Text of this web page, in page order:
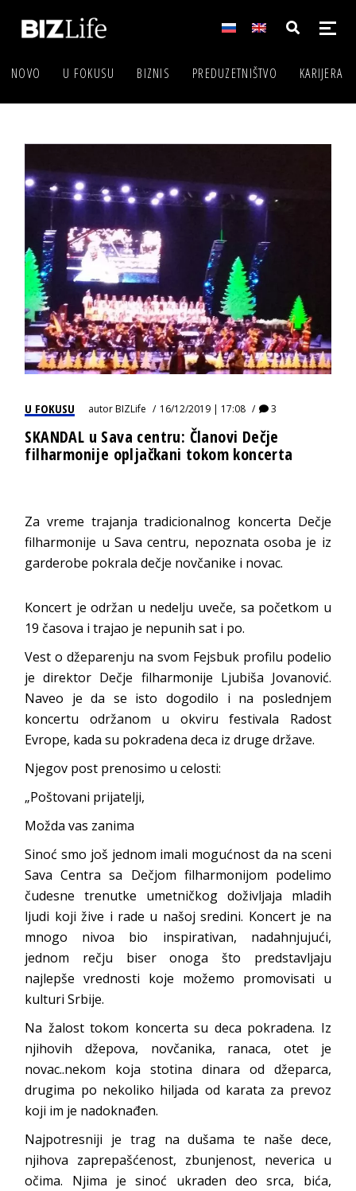
NOVO U FOKUSU BIZNIS PREDUZETNIŠTVO KARIJERA
U FOKUSU autorBIZLife 16/12/2019 | 17:08 3
SKANDAL u Sava centru: Članovi Dečje
filharmonije opljačkani tokom koncerta
Za vreme trajanja tradicionalnog koncerta Dečje
filharmonije u Sava centru, nepoznata osoba je iz
garderobe pokrala dečje novčanike i novac.
Koncert je održan u nedelju uveče, sa početkom u
19 časova i trajao je nepunih sat i po.
Vest o džeparenju na svom Fejsbuk profilu podelio
je direktor Dečje filharmonije Ljubiša Jovanović.
Naveo je da se isto dogodilo i na poslednjem
koncertu održanom u okviru festivala Radost
Evrope, kada su pokradena deca iz druge države.
Njegov post prenosimo u celosti:
„Poštovani prijatelji,
Možda vas zanima
Sinoć smo još jednom imali mogućnost da na sceni
Sava Centra sa Dečjom filharmonijom podelimo
čudesne trenutke umetničkog doživljaja mladih
ljudi koji žive i rade u našoj sredini. Koncert je na
mnogo nivoa bio inspirativan, nadahnjujući,
jednom rečju biser onoga što predstavljaju
najlepše vrednosti koje možemo promovisati u
kulturi Srbije.
Na žalost tokom koncerta su deca pokradena. Iz
njihovih džepova, novčanika, ranaca, otet je
novac..nekom koja stotina dinara od džeparca,
drugima po nekoliko hiljada od karata za prevoz
koji im je nadoknađen.
Najpotresniji je trag na dušama te naše dece,
njihova zaprepašćenost, zbunjenost, neverica u
očima. Njima je sinoć ukraden deo srca, bića,